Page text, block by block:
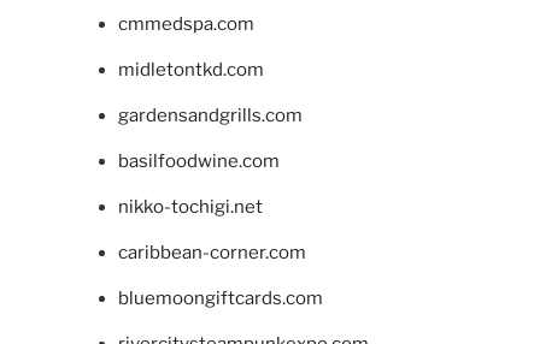
cmmedspa.com
midletontkd.com
gardensandgrills.com
basilfoodwine.com
nikko-tochigi.net
caribbean-corner.com
bluemoongiftcards.com